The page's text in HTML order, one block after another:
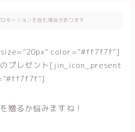
モーションを含む場合があります
color=”#ff7f7f”]
のプレゼント[jin_icon_present
贈るか悩みますね！